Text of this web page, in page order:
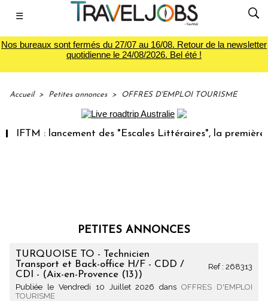
☰
Nos bureaux sont fermés du 27/07 au 16/08. Retour de la newsletter
quotidienne le 24/08/2026. Bel été !
Accueil > Petites annonces > OFFRES D'EMPLOI TOURISME
: lancement des "Escales Littéraires", la première
PETITES ANNONCES
Ref : 268313
TURQUOISE TO - Technicien
Transport et Back-office H/F - CDD /
CDI - (Aix-en-Provence (13))
Publiée le Vendredi 10 Juillet 2026 dansOFFRES D'EMPLOI
TOURISME